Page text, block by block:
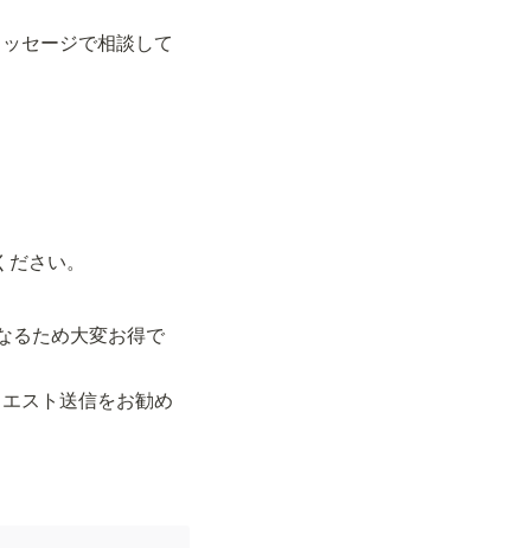
セージで相談して
さい。
るため大変お得で
スト送信をお勧め